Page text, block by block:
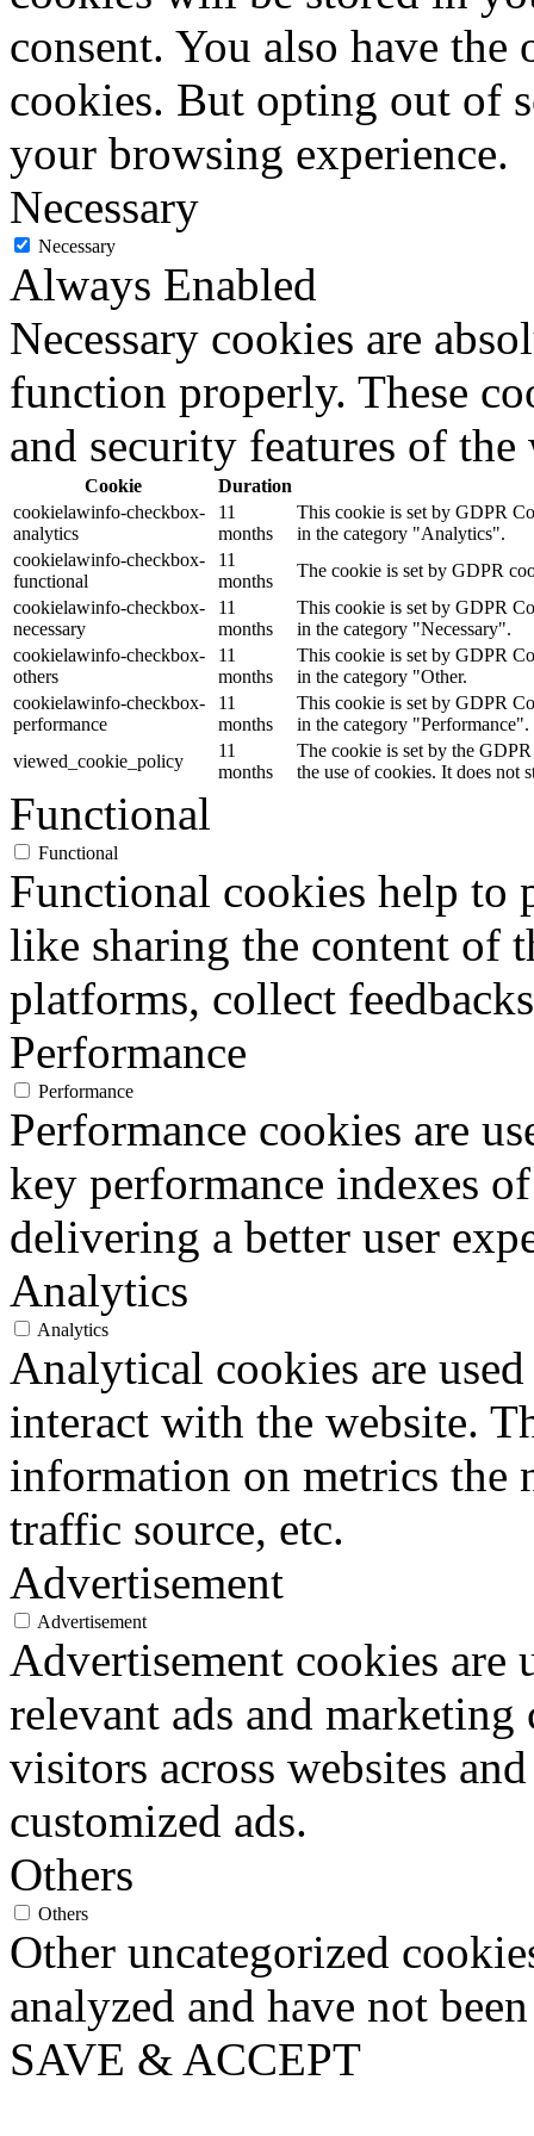
consent. You also have
cookies. But opting out of
your browsing experience.
Necessary
Necessary
Always Enabled
Necessary cookies are
function properly. These
and security features of
Cookie
Duration
cookielawinfo-checkbox-
analytics
11
months
This cookie is set by GDPR
in the category "Analytics".
cookielawinfo-checkbox-
functional
11
months
The cookie is set by GDPR
cookielawinfo-checkbox-
necessary
11
months
This cookie is set by GDPR
in the category "Necessary".
cookielawinfo-checkbox-
others
11
months
This cookie is set by GDPR
in the category "Other.
cookielawinfo-checkbox-
performance
11
months
This cookie is set by GDPR
in the category "Performance".
viewed_cookie_policy
11
months
The cookie is set by the
the use of cookies. It does not
Functional
Functional
Functional cookies help to
like sharing the content of
platforms, collect
Performance
Performance
Performance cookies are
key performance indexes
delivering a better user
Analytics
Analytics
Analytical cookies are
interact with the website.
information on metrics the
traffic source, etc.
Advertisement
Advertisement
Advertisement cookies
relevant ads and marketing
visitors across websites
customized ads.
Others
Others
Other uncategorized
analyzed and have not
SAVE & ACCEPT